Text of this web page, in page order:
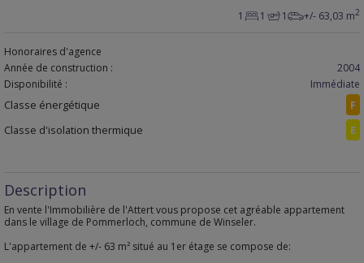
1 1 1 +/- 63,03 m2
Honoraires d'agence
Année de construction :
2004
Disponibilité :
Immédiate
Classe énergétique
F
Classe d'isolation thermique
E
Description
En vente l'Immobilière de l'Attert vous propose cet agréable appartement
dans le village de Pommerloch, commune de Winseler.
L'appartement de +/- 63 m² situé au 1er étage se compose de: